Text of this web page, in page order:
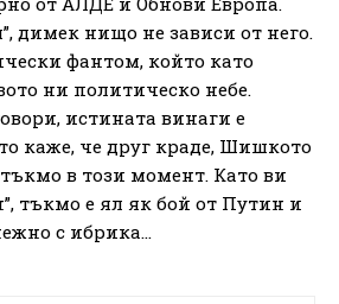
димек нищо не зависи от него.
фантом, който като
ни политическо небе.
истината винаги е
каже, че друг краде, Шишкото
в този момент. Като ви
тъкмо е ял як бой от Путин и
с ибрика…